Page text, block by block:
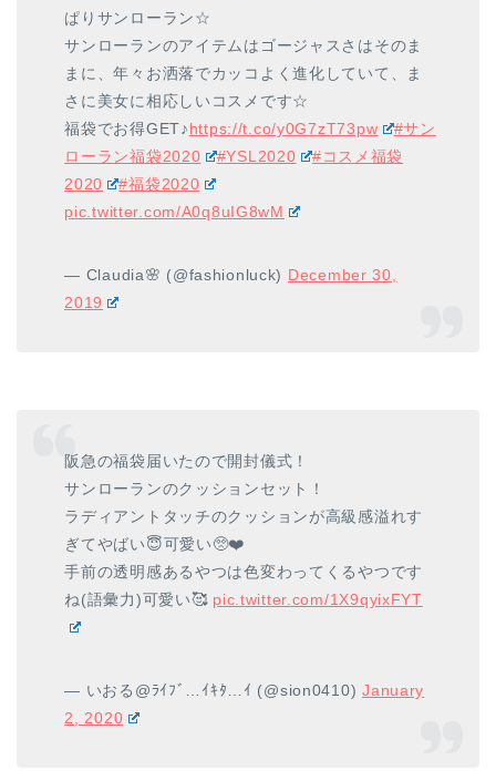
ぱりサンローラン☆
サンローランのアイテムはゴージャスさはそのま
まに、年々お洒落でカッコよく進化していて、ま
さに美女に相応しいコスメです☆
福袋でお得GET♪https://t.co/y0G7zT73pw
#サン
ローラン福袋2020
#YSL2020
#コスメ福袋
2020
#福袋2020
pic.twitter.com/A0q8uIG8wM
— Claudia🌸 (@fashionluck) December 30,
2019
阪急の福袋届いたので開封儀式！
サンローランのクッションセット！
ラディアントタッチのクッションが高級感溢れす
ぎてやばい😇可愛い🥺❤️
手前の透明感あるやつは色変わってくるやつです
ね(語彙力)可愛い🥰 pic.twitter.com/1X9qyixFYT
— いおる@ﾗｲﾌﾞ…ｲｷﾀ…ｲ (@sion0410)January
2, 2020